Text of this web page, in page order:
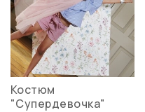
Костюм
"Супердевочка"